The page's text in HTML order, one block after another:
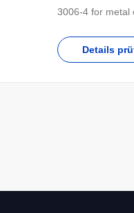
3006-4 for metal
Details